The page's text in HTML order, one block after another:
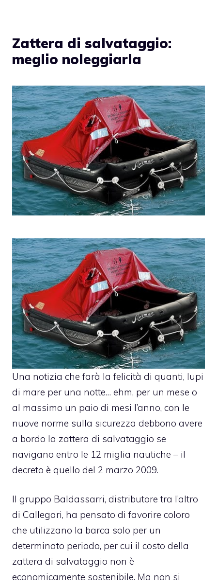
Zattera di salvataggio:
meglio noleggiarla
Una notizia che farà la felicità di quanti, lupi
di mare per una notte… ehm, per un mese o
al massimo un paio di mesi l’anno, con le
nuove norme sulla sicurezza debbono avere
a bordo la zattera di salvataggio se
navigano entro le 12 miglia nautiche – il
decreto è quello del 2 marzo 2009.
Il gruppo Baldassarri, distributore tra l’altro
di Callegari, ha pensato di favorire coloro
che utilizzano la barca solo per un
determinato periodo, per cui il costo della
zattera di salvataggio non è
economicamente sostenibile. Ma non si